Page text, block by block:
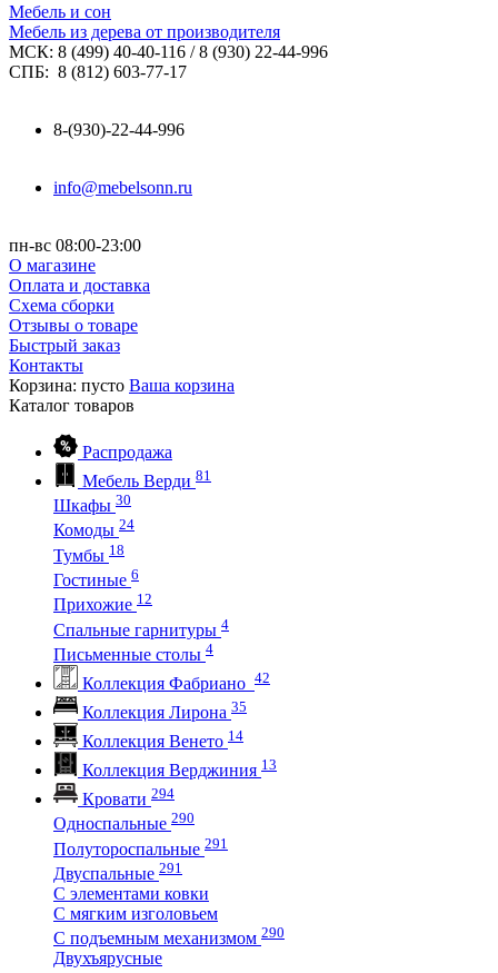
Мебель и сон
Мебель из дерева от производителя
МСК: 8 (499) 40-40-116 / 8 (930) 22-44-996
СПБ: 8 (812) 603-77-17
8-(930)-22-44-996
info@mebelsonn.ru
пн-вс 08:00-23:00
О магазине
Оплата и доставка
Схема сборки
Отзывы о товаре
Быстрый заказ
Контакты
Корзина: пусто Ваша корзина
Каталог товаров
Распродажа
Мебель Верди 81
Шкафы 30
Комоды 24
Тумбы 18
Гостиные 6
Прихожие 12
Спальные гарнитуры 4
Письменные столы 4
Коллекция Фабриано 42
Коллекция Лирона 35
Коллекция Венето 14
Коллекция Верджиния 13
Кровати 294
Односпальные 290
Полутороспальные 291
Двуспальные 291
С элементами ковки
С мягким изголовьем
С подъемным механизмом 290
Двухъярусные